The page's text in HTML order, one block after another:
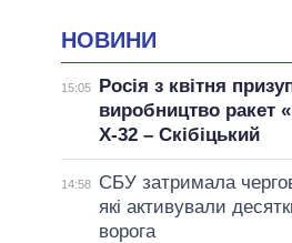
НОВИНИ
15:05
Росія з квітня
виробництво ракет
Х-32 – Скібіцький
14:58
СБУ затримала
які активували
ворога